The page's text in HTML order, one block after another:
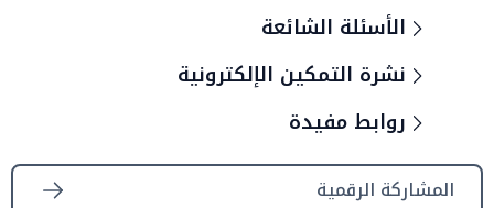
الأسئلة الشائعة
نشرة التمكين الإلكترونية
روابط مفيدة
المشاركة الرقمية